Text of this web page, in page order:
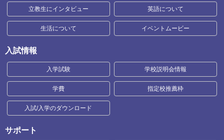
立教生にインタビュー 英語について
生活について イベントムービー
入試情報
入学試験 学校説明会情報
学費 指定校推薦枠
入試/入学のダウンロード
サポート